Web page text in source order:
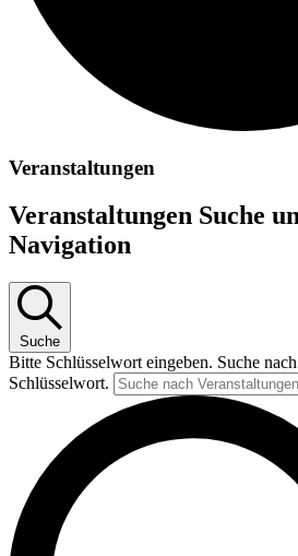
Veranstaltungen
Veranstaltungen Suche
Navigation
Suche
Bitte Schlüsselwort eingeben. Suche
Schlüsselwort.